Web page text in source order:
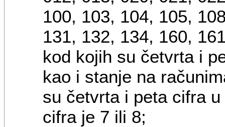
100, 103, 104, 105,
131, 132, 134, 160,
kod kojih su četvrta i
kao i stanje na
su četvrta i peta cifra
cifra je 7 ili 8;